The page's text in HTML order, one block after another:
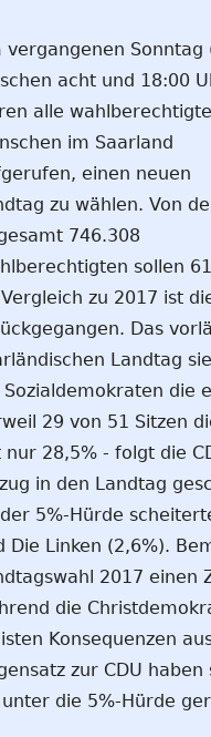
vergangenen Sonntag
acht und 18:00
alle
im Saarland
einen neuen
zu wählen. Von
746.308
sollen
zu 2017 ist
Das
Landtag
Sozialdemokraten die
29 von 51 Sitzen
nur 28,5% - folgt die
in den Landtag
5%-Hürde
Die Linken (2,6%).
2017 einen
die
Konsequenzen
zur CDU
die 5%-Hürde